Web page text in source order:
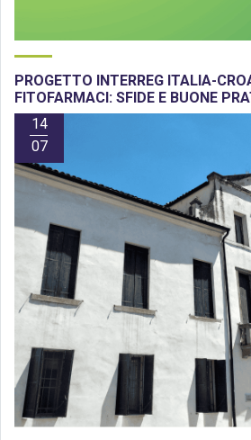
PROGETTO INTERREG ITALIA-
FITOFARMACI: SFIDE E BUONE
14
07